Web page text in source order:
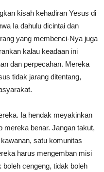
kisah kehadiran Yesus di
Ia dahulu dicintai dan
yang membenci-Nya juga
kalau keadaan ini
dan perpecahan. Mereka
tidak jarang ditentang,
Ia hendak meyakinkan
mereka benar. Jangan takut,
satu komunitas
harus mengemban misi
boleh cengeng, tidak boleh